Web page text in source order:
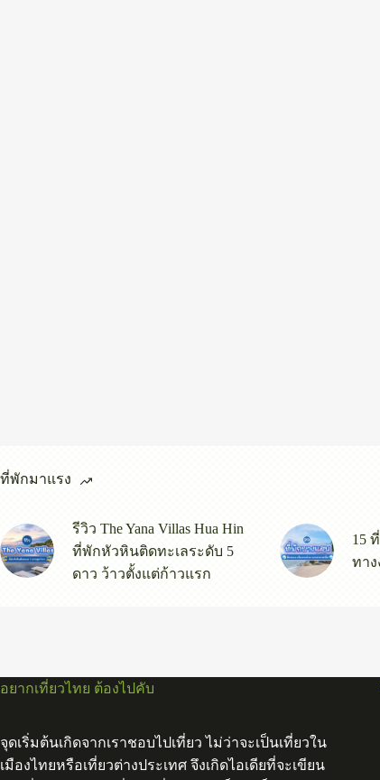
ที่พักมาแรง
รีวิว The Yana Villas Hua Hin
ที่พักหัวหินติดทะเลระดับ 5
ดาว ว้าวตั้งแต่ก้าวแรก
15
ทาง
อยากเที่ยวไทย ต้องไปคับ
จุดเริ่มต้นเกิดจากเราชอบไปเที่ยว ไม่ว่าจะเป็นเที่ยวใน
เมืองไทยหรือเที่ยวต่างประเทศ จึงเกิดไอเดียที่จะเขียน